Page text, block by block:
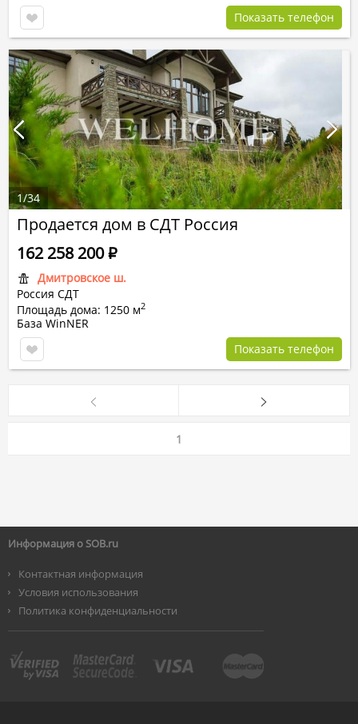
Показать телефон
Продается дом в СДТ Россия
Дмитровское ш.
Россия СДТ
Площадь дома: 1250 м2
162 258 200Р
База WinNER
Показать телефон
1/34
1
Информация о SOB.ru
Контактная информация
Условия использования
Политика конфиденциальности